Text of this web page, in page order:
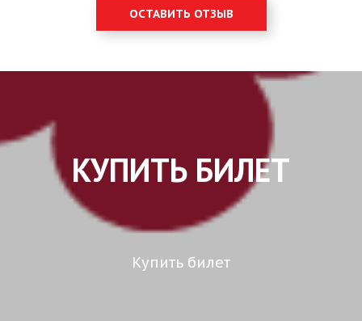
ОСТАВИТЬ ОТЗЫВ
КУПИТЬ БИЛЕТ
Купить билет